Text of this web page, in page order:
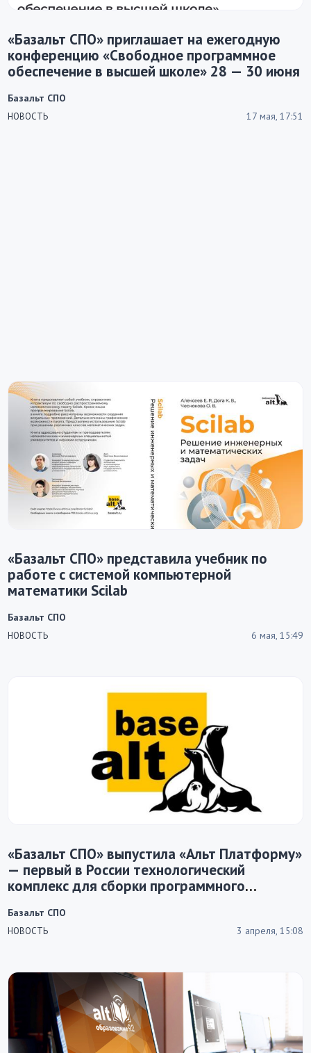
«Базальт СПО» приглашает на ежегодную
конференцию «Свободное программное
обеспечение в высшей школе» 28 — 30 июня
НОВОСТЬ 17 мая, 17:51
Базальт СПО
«Базальт СПО» представила учебник по
работе с системой компьютерной
математики Scilab
НОВОСТЬ 6 мая, 15:49
Базальт СПО
«Базальт СПО» выпустила «Альт Платформу»
— первый в России технологический
комплекс для сборки программного
НОВОСТЬ 3 апреля, 15:08
Базальт СПО